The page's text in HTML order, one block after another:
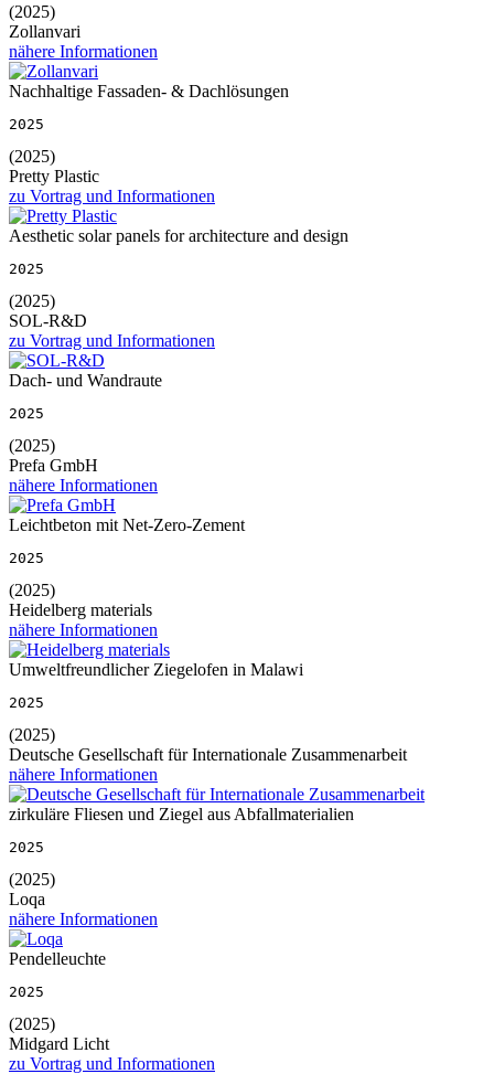
(2025)
Zollanvari
nähere Informationen
Nachhaltige Fassaden- & Dachlösungen
2025
(2025)
Pretty Plastic
zu Vortrag und Informationen
Aesthetic solar panels for architecture and design
2025
(2025)
SOL-R&D
zu Vortrag und Informationen
Dach- und Wandraute
2025
(2025)
Prefa GmbH
nähere Informationen
Leichtbeton mit Net-Zero-Zement
2025
(2025)
Heidelberg materials
nähere Informationen
Umweltfreundlicher Ziegelofen in Malawi
2025
(2025)
Deutsche Gesellschaft für Internationale Zusammenarbeit
nähere Informationen
zirkuläre Fliesen und Ziegel aus Abfallmaterialien
2025
(2025)
Loqa
nähere Informationen
Pendelleuchte
2025
(2025)
Midgard Licht
zu Vortrag und Informationen